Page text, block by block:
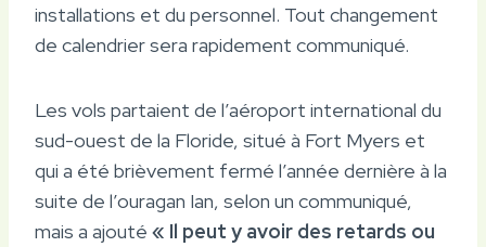
installations et du personnel. Tout changement
de calendrier sera rapidement communiqué.
Les vols partaient de l’aéroport international du
sud-ouest de la Floride, situé à Fort Myers et
qui a été brièvement fermé l’année dernière à la
suite de l’ouragan Ian, selon un communiqué,
mais a ajouté « Il peut y avoir des retards ou